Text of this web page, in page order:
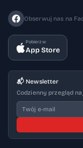
Obserwuj nas na
Pobierz w
App Store
📬 Newsletter
Codzienny przegląd